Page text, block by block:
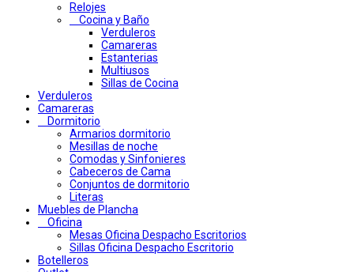
Relojes
Cocina y Baño
Verduleros
Camareras
Estanterias
Multiusos
Sillas de Cocina
Verduleros
Camareras
Dormitorio
Armarios dormitorio
Mesillas de noche
Comodas y Sinfonieres
Cabeceros de Cama
Conjuntos de dormitorio
Literas
Muebles de Plancha
Oficina
Mesas Oficina Despacho Escritorios
Sillas Oficina Despacho Escritorio
Botelleros